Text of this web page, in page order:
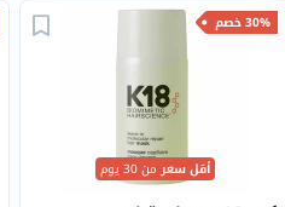
30% خصم
أقل سعرمن 30 يوم